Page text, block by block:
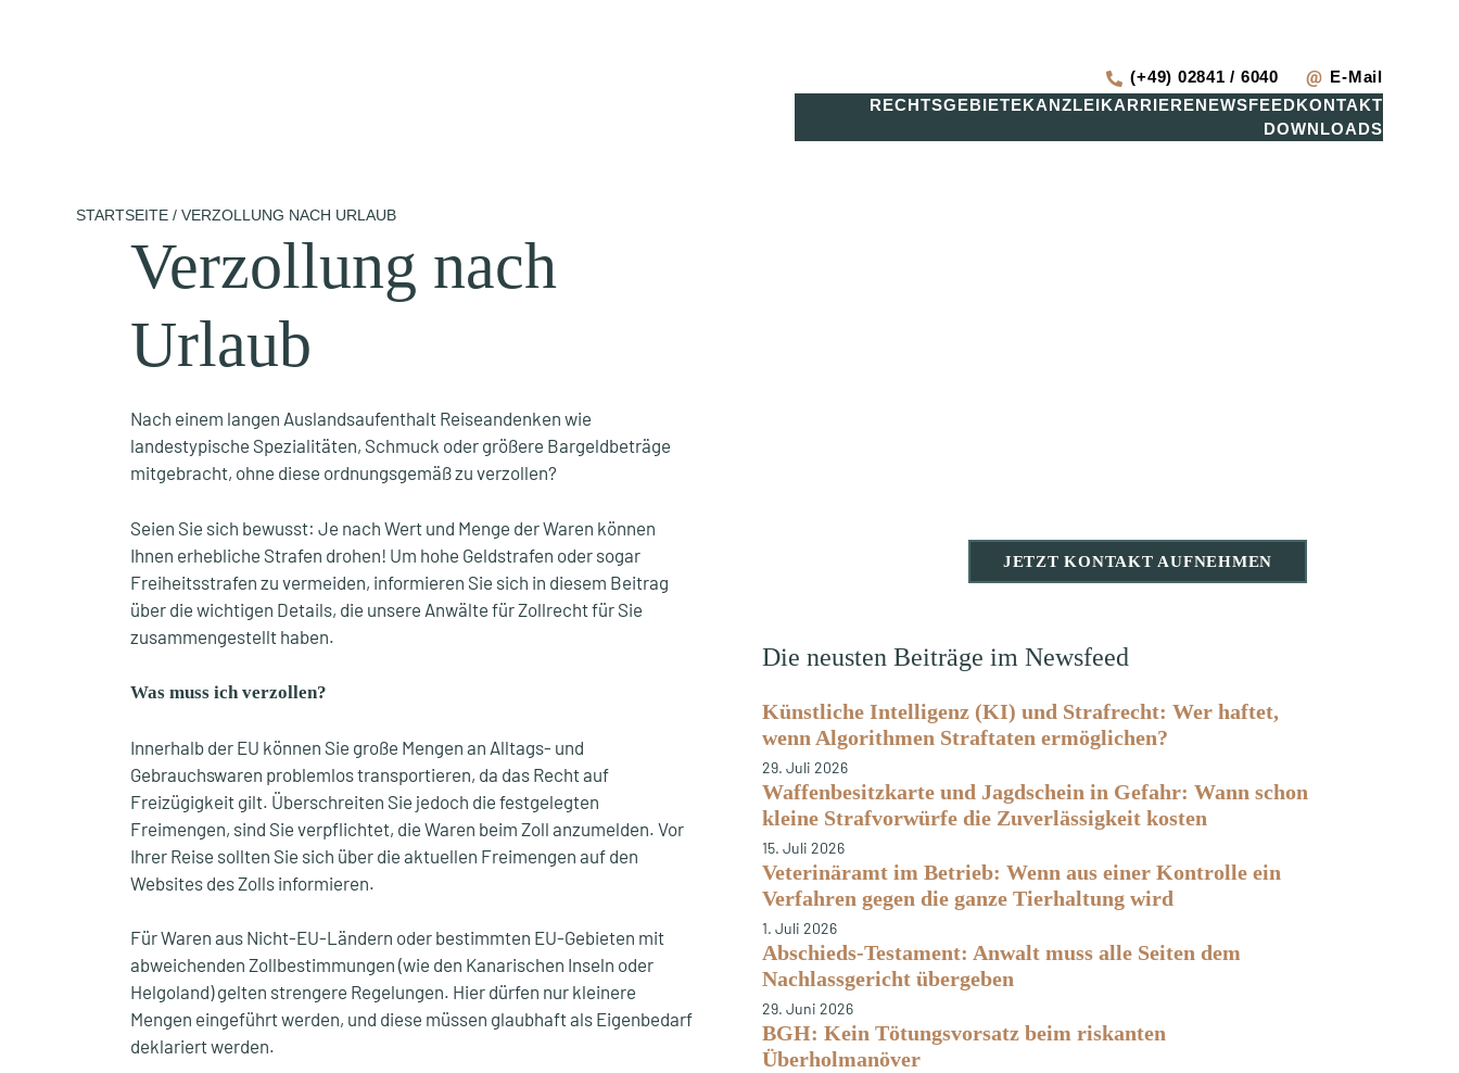
(+49) 02841 / 6040
E-Mail
RECHTSGEBIETEKANZLEIKARRIERENEWSFEEDKONTAKT
DOWNLOADS
STARTSEITE / VERZOLLUNG NACH URLAUB
Verzollung nach
Urlaub
Nach einem langen Auslandsaufenthalt Reiseandenken wie
landestypische Spezialitäten, Schmuck oder größere Bargeldbeträge
mitgebracht, ohne diese ordnungsgemäß zu verzollen?
Seien Sie sich bewusst: Je nach Wert und Menge der Waren können
Ihnen erhebliche Strafen drohen! Um hohe Geldstrafen oder sogar
Freiheitsstrafen zu vermeiden, informieren Sie sich in diesem Beitrag
über die wichtigen Details, die unsere Anwälte für Zollrecht für Sie
zusammengestellt haben.
Was muss ich verzollen?
Innerhalb der EU können Sie große Mengen an Alltags- und
Gebrauchswaren problemlos transportieren, da das Recht auf
Freizügigkeit gilt. Überschreiten Sie jedoch die festgelegten
Freimengen, sind Sie verpflichtet, die Waren beim Zoll anzumelden. Vor
Ihrer Reise sollten Sie sich über die aktuellen Freimengen auf den
Websites des Zolls informieren.
Für Waren aus Nicht-EU-Ländern oder bestimmten EU-Gebieten mit
abweichenden Zollbestimmungen (wie den Kanarischen Inseln oder
Helgoland) gelten strengere Regelungen. Hier dürfen nur kleinere
Mengen eingeführt werden, und diese müssen glaubhaft als Eigenbedarf
deklariert werden.
JETZT KONTAKT AUFNEHMEN
Die neusten Beiträge im Newsfeed
Künstliche Intelligenz (KI) und Strafrecht: Wer haftet,
wenn Algorithmen Straftaten ermöglichen?
29. Juli 2026
Waffenbesitzkarte und Jagdschein in Gefahr: Wann schon
kleine Strafvorwürfe die Zuverlässigkeit kosten
15. Juli 2026
Veterinäramt im Betrieb: Wenn aus einer Kontrolle ein
Verfahren gegen die ganze Tierhaltung wird
1. Juli 2026
Abschieds-Testament: Anwalt muss alle Seiten dem
Nachlassgericht übergeben
29. Juni 2026
BGH: Kein Tötungsvorsatz beim riskanten
Überholmanöver